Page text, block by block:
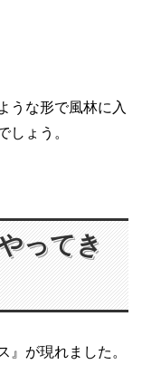
うな形で風林に入
しょう。
ってき
』が現れました。